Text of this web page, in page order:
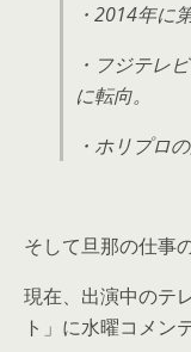
・2014年に
・フジテレ
に転向。
・ホリプロの
そして旦那の仕事
現在、出演中のテ
ト」に水曜コメン